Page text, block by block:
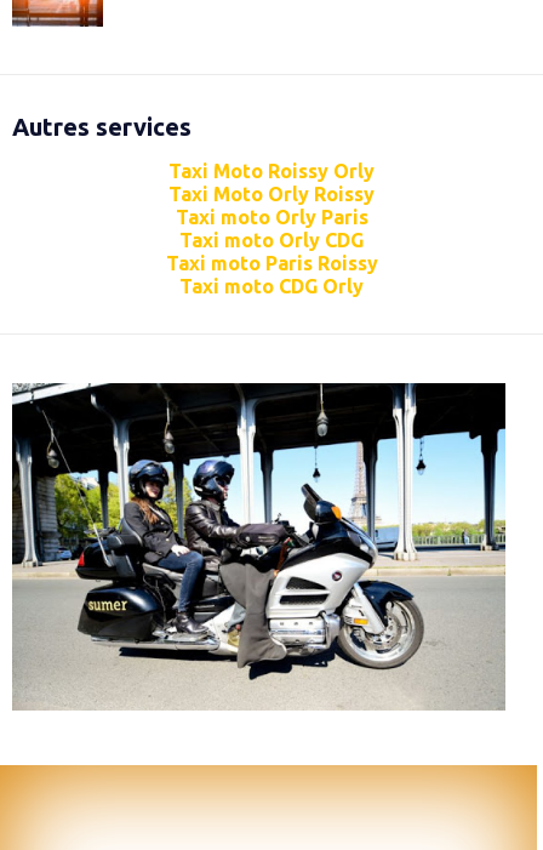
Autres services
Taxi Moto Roissy Orly
Taxi Moto Orly Roissy
Taxi moto Orly Paris
Taxi moto Orly CDG
Taxi moto Paris Roissy
Taxi moto CDG Orly